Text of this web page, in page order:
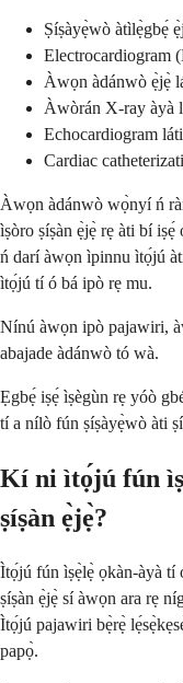
Ṣíṣàyẹ̀wò àtìlẹ̀gbẹ́
Electrocardiogram
Àwọn àdánwò ẹ̀jẹ̀
Àwòrán X-ray àyà
Echocardiogram
Cardiac
Àwọn àdánwò wọ̀nyí ń
ìṣòro ṣíṣàn ẹ̀jẹ̀ rẹ àti bí
ń darí àwọn ìpinnu ìtọ́jú
ìtọ́jú tí ó bá ipò rẹ mu.
Nínú àwọn ipò pajawiri,
abajade àdánwò tó wà.
Ẹgbẹ́ iṣẹ́ ìṣègùn rẹ yóò
tí a nílò fún ṣíṣàyẹ̀wò àti
Kí ni ìtọ́jú fún
ṣíṣàn ẹ̀jẹ̀?
Ìtọ́jú fún ìṣẹ̀lẹ̀ ọkàn-àyà tí
ṣíṣàn ẹ̀jẹ̀ sí àwọn ara rẹ
Ìtọ́jú pajawiri bẹ̀rẹ̀
papọ̀.